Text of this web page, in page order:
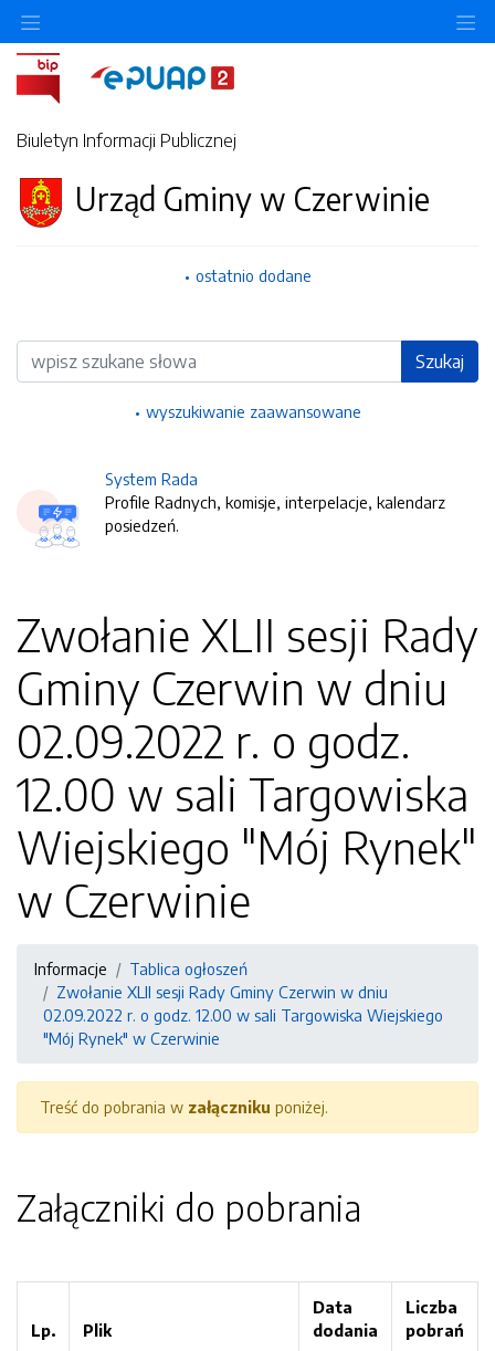
Biuletyn Informacji Publicznej
Urząd Gminy w Czerwinie
ostatnio dodane
Wyszukiwarka Szukaj
wyszukiwanie zaawansowane
System Rada
Profile Radnych, komisje, interpelacje, kalendarz
posiedzeń.
Zwołanie XLII sesji Rady
Gminy Czerwin w dniu
02.09.2022 r. o godz.
12.00 w sali Targowiska
Wiejskiego "Mój Rynek"
w Czerwinie
Informacje
Tablica ogłoszeń
Zwołanie XLII sesji Rady Gminy Czerwin w dniu
02.09.2022 r. o godz. 12.00 w sali Targowiska Wiejskiego
"Mój Rynek" w Czerwinie
Treść do pobrania w załączniku poniżej.
Załączniki do pobrania
Lp. Plik
Data
dodania
Liczba
pobrań